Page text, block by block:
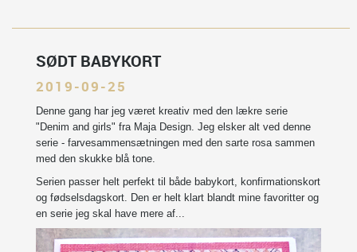
SØDT BABYKORT
2019-09-25
Denne gang har jeg været kreativ med den lækre serie
"Denim and girls" fra Maja Design. Jeg elsker alt ved denne
serie - farvesammensætningen med den sarte rosa sammen
med den skukke blå tone.
Serien passer helt perfekt til både babykort, konfirmationskort
og fødselsdagskort. Den er helt klart blandt mine favoritter og
en serie jeg skal have mere af...